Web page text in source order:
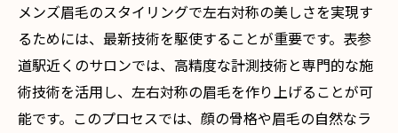
メンズ眉毛のスタイリングで左右対称の美しさを実現す
るためには、最新技術を駆使することが重要です。表参
道駅近くのサロンでは、高精度な計測技術と専門的な施
術技術を活用し、左右対称の眉毛を作り上げることが可
能です。このプロセスでは、顔の骨格や眉毛の自然なラ